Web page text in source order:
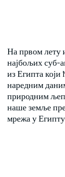
На првом лету
најбољих суб-
из Египта
наредним
природним
наше земље
мрежа у